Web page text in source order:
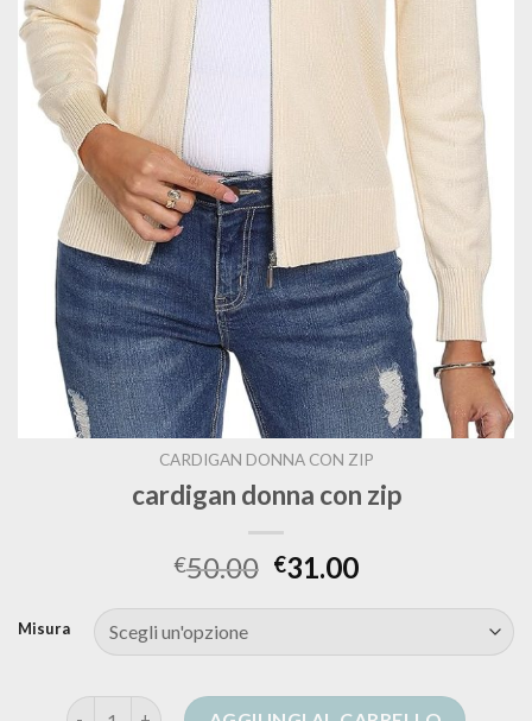
CARDIGAN DONNA CON ZIP
cardigan donna con zip
€50.00 €31.00
Misura
cardigan donna con zip quantità